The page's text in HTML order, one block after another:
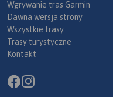
Wgrywanie tras Garmin
Dawna wersja strony
Wszystkie trasy
Trasy turystyczne
Kontakt